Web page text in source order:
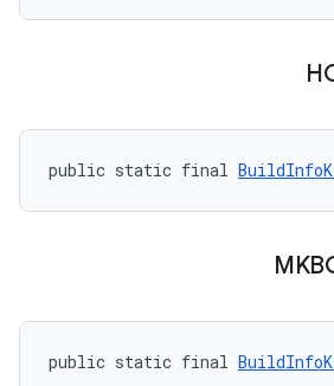
public static final
public static final